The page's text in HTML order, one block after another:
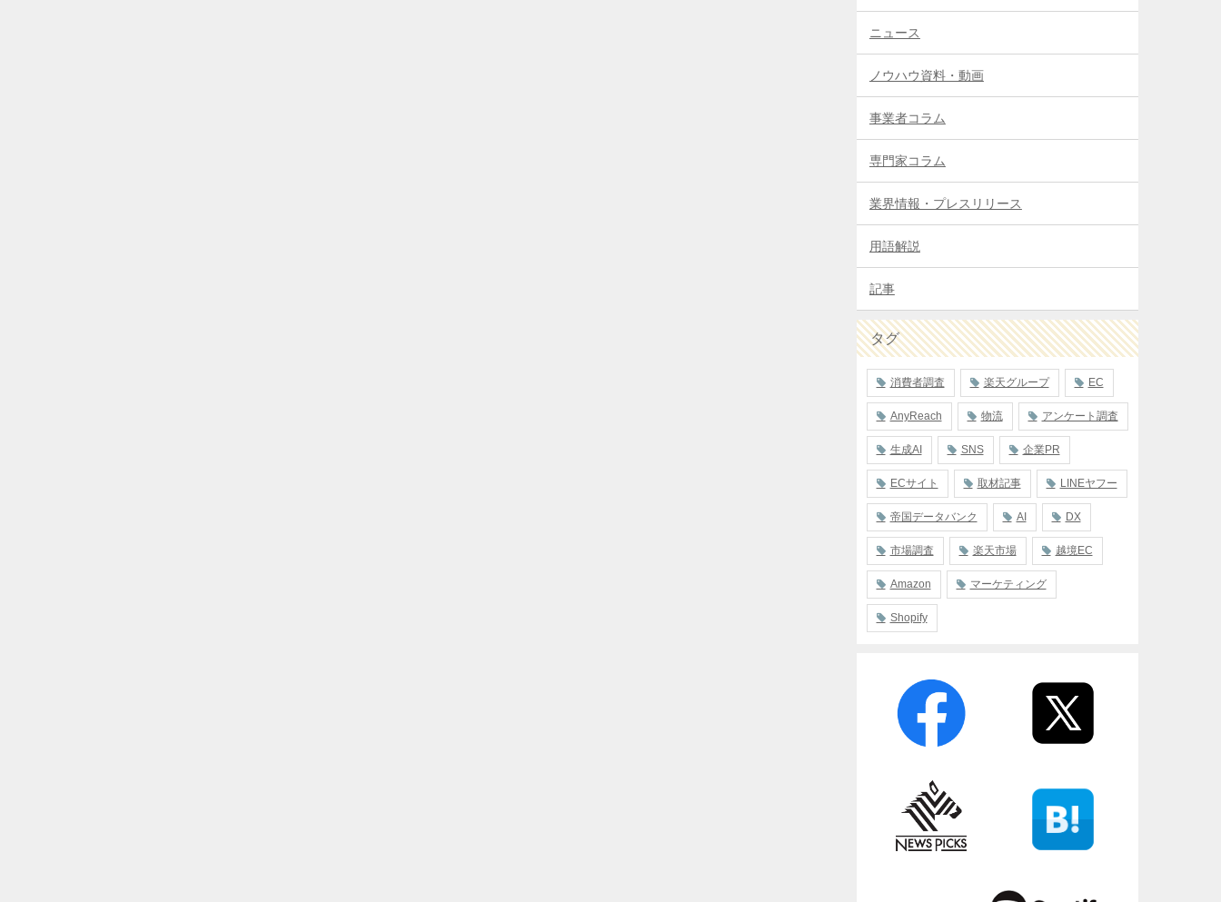
ニュース
ノウハウ資料・動画
事業者コラム
専門家コラム
業界情報・プレスリリース
用語解説
記事
タグ
消費者調査 楽天グループ EC
AnyReach 物流 アンケート調査
生成AI SNS 企業PR
ECサイト 取材記事 LINEヤフー
帝国データバンク AI DX
市場調査 楽天市場 越境EC
Amazon マーケティング
Shopify